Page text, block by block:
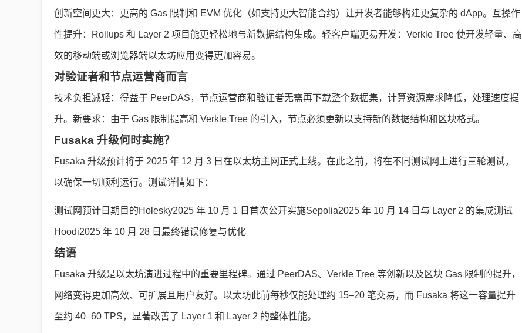
创新空间更大：更高的 Gas 限制和 EVM 优化（如支持更大智能合约）让开发者能够构建更复杂的 dApp。互操作
性提升：Rollups 和 Layer 2 项目能更轻松地与新数据结构集成。轻客户端更易开发：Verkle Tree 使开发轻量、高
效的移动端或浏览器端以太坊应用变得更加容易。
对验证者和节点运营商而言
技术负担减轻：得益于 PeerDAS，节点运营商和验证者无需再下载整个数据集，计算资源需求降低，处理速度提
升。新要求：由于 Gas 限制提高和 Verkle Tree 的引入，节点必须更新以支持新的数据结构和区块格式。
Fusaka 升级何时实施？
Fusaka 升级预计将于 2025 年 12 月 3 日在以太坊主网正式上线。在此之前，将在不同测试网上进行三轮测试，
以确保一切顺利运行。测试详情如下：
测试网预计日期目的Holesky2025 年 10 月 1 日首次公开实施Sepolia2025 年 10 月 14 日与 Layer 2 的集成测试
Hoodi2025 年 10 月 28 日最终错误修复与优化
结语
Fusaka 升级是以太坊演进过程中的重要里程碑。通过 PeerDAS、Verkle Tree 等创新以及区块 Gas 限制的提升，
网络变得更加高效、可扩展且用户友好。以太坊此前每秒仅能处理约 15–20 笔交易，而 Fusaka 将这一容量提升
至约 40–60 TPS，显著改善了 Layer 1 和 Layer 2 的整体性能。